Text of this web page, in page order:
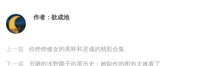
作者： 欲成池
上一篇
你烨烨修女的美眸和灵魂的精彩合集
下一篇
丑陋的浅野菌子的黑历史：她制作的图包太难看了